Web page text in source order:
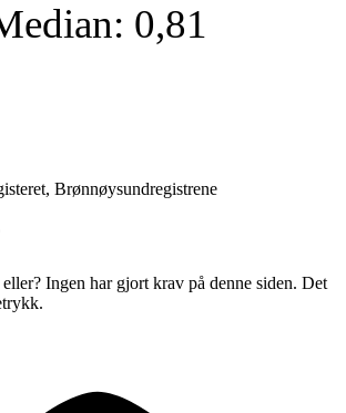
0,81
Brønnøysundregistrene
Ingen har gjort krav på denne siden. Det